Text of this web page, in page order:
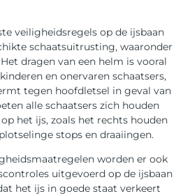
veiligheidsregels op de ijsbaan
schaatsuitrusting, waaronder
dragen van een helm is vooral
en onervaren schaatsers,
tegen hoofdletsel in geval van
alle schaatsers zich houden
het ijs, zoals het rechts houden
stops en draaiingen.
worden er ook
uitgevoerd op de ijsbaan
het ijs in goede staat verkeert